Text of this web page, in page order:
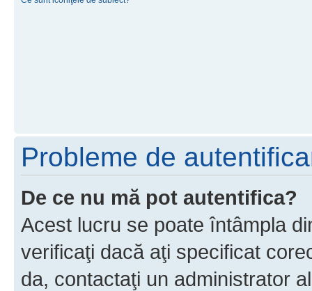
Probleme de
De ce nu mă pot autentifica?
Acest lucru se poate întâmpla
verificaţi dacă aţi specificat
da, contactaţi un administrator